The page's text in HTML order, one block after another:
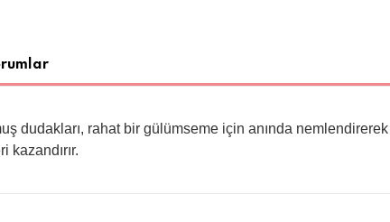
dudakları, rahat bir gülümseme için anında
kazandırır.